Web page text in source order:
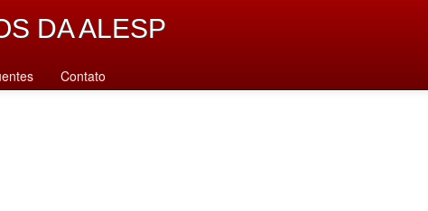
DA ALESP
Contato